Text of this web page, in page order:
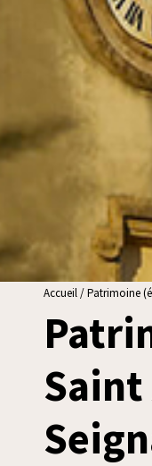
Accueil/Patrimoine
Saint